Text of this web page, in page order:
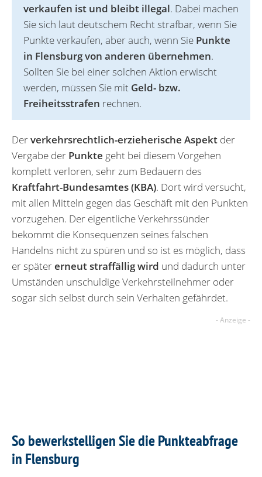
verkaufen ist und bleibt illegal. Dabei machen
Sie sich laut deutschem Recht strafbar, wenn Sie
Punkte verkaufen, aber auch, wenn Sie Punkte
in Flensburg von anderen übernehmen.
Sollten Sie bei einer solchen Aktion erwischt
werden, müssen Sie mit Geld- bzw.
Freiheitsstrafen rechnen.
Derverkehrsrechtlich-erzieherische Aspekt der
Vergabe der Punkte geht bei diesem Vorgehen
komplett verloren, sehr zum Bedauern des
Kraftfahrt-Bundesamtes (KBA). Dort wird versucht,
mit allen Mitteln gegen das Geschäft mit den Punkten
vorzugehen. Der eigentliche Verkehrssünder
bekommt die Konsequenzen seines falschen
Handelns nicht zu spüren und so ist es möglich, dass
er spätererneut straffällig wird und dadurch unter
Umständen unschuldige Verkehrsteilnehmer oder
sogar sich selbst durch sein Verhalten gefährdet.
So bewerkstelligen Sie die Punkteabfrage
in Flensburg